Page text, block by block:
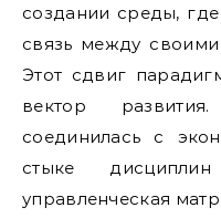
создании среды,
связь между
Этот сдвиг
вектор
соединилась с
стыке
управленческая